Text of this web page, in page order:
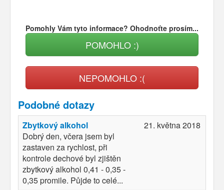
Pomohly Vám tyto informace? Ohodnoťte prosím...
POMOHLO :)
NEPOMOHLO :(
Podobné dotazy
Zbytkový alkohol
Dobrý den, včera jsem byl
zastaven za rychlost, při
kontrole dechové byl zjištěn
zbytkový alkohol 0,41 - 0,35 -
0,35 promile. Půjde to celé...
21. května 2018